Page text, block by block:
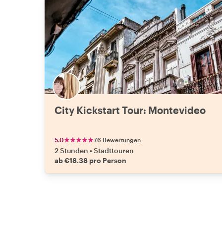
City Kickstart Tour: Montevideo
5.0 76 Bewertungen
2 Stunden •Stadttouren
ab €18.38 pro Person